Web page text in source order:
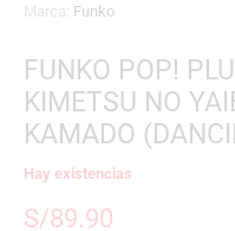
Marca: Funko
FUNKO POP!
KIMETSU NO
KAMADO
Hay existencias
S/89.90